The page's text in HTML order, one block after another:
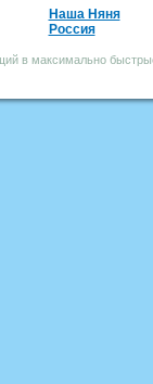
Наша Няня
Россия
в максимально